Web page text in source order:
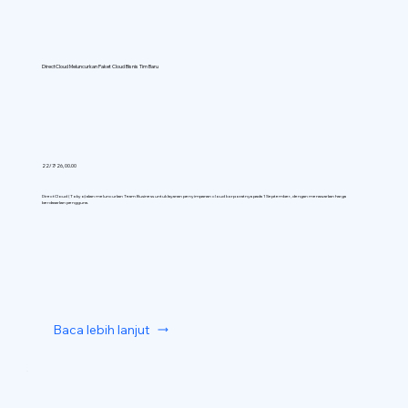
DirectCloud Meluncurkan Paket Cloud Bisnis Tim Baru
22/7/26, 00.00
DirectCloud (Tokyo) akan meluncurkan Team Business untuk layanan penyimpanan cloud korporatnya pada 1 September, dengan menawarkan harga
berdasarkan pengguna.
Baca lebih lanjut